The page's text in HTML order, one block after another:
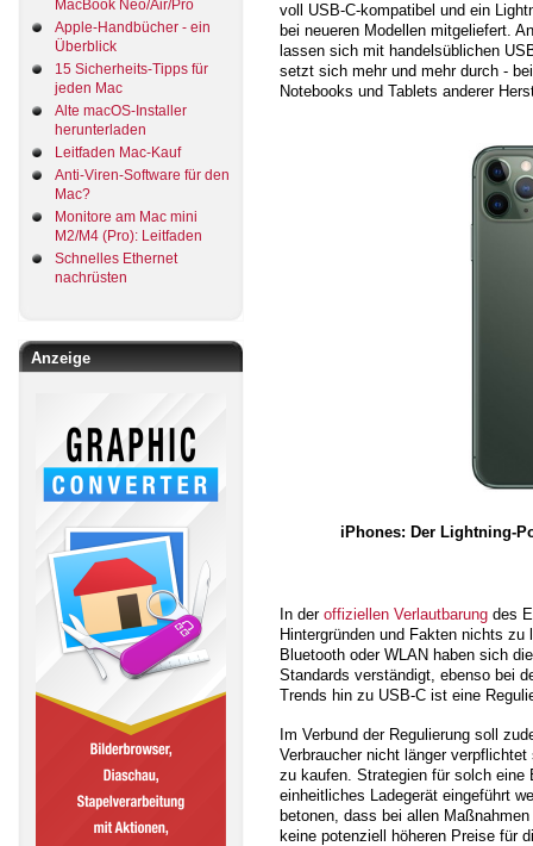
MacBook Neo/Air/Pro
Apple-Handbücher - ein
Überblick
15 Sicherheits-Tipps für
jeden Mac
Alte macOS-Installer
herunterladen
Leitfaden Mac-Kauf
Anti-Viren-Software für den
Mac?
Monitore am Mac mini
M2/M4 (Pro): Leitfaden
Schnelles Ethernet
nachrüsten
Anzeige
voll USB-C-kompatibel und ein
bei neueren Modellen mitgeliefert.
lassen sich mit handelsüblichen
setzt sich mehr und mehr durch -
Notebooks und Tablets anderer
iPhones: Der Lightning-
In der offiziellen Verlautbarung des
Hintergründen und Fakten nichts
Bluetooth oder WLAN haben sich
Standards verständigt, ebenso bei
Trends hin zu USB-C ist eine
Im Verbund der Regulierung soll
Verbraucher nicht länger
zu kaufen. Strategien für solch eine
einheitliches Ladegerät eingeführt
betonen, dass bei allen
keine potenziell höheren Preise für